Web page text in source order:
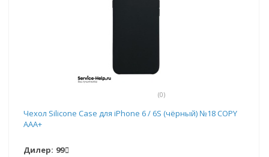
(0)
Чехол Silicone Case для iPhone 6 / 6S (чёрный) №18 COPY
AAA+
Дилер: 99